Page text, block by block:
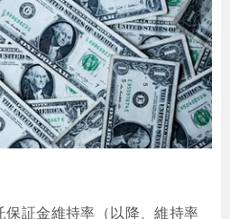
保証金維持率（以降、維持率